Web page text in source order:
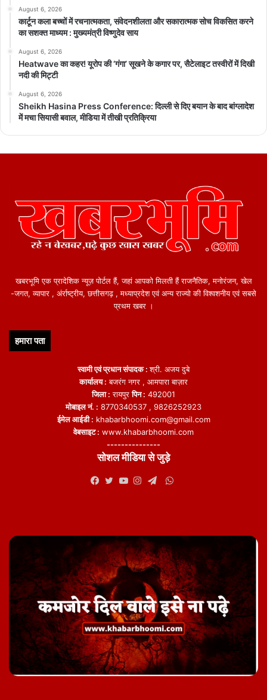
August 6, 2026
कार्टून कला बच्चों में रचनात्मकता, संवेदनशीलता और सकारात्मक सोच विकसित करने
का सशक्त माध्यम : मुख्यमंत्री विष्णुदेव साय
August 6, 2026
Heatwave का कहर! यूरोप की ‘गंगा’ सूखने के कगार पर, सैटेलाइट तस्वीरों में दिखी
नदी की मिट्टी
August 6, 2026
Sheikh Hasina Press Conference: दिल्ली से दिए बयान के बाद बांग्लादेश
में मचा सियासी बवाल, मीडिया में तीखी प्रतिक्रिया
खबरभूमि एक प्रादेशिक न्यूज़ पोर्टल हैं, जहां आपको मिलती हैं राजनैतिक, मनोरंजन, खेल
-जगत, व्यापार , अंर्राष्ट्रीय, छत्तीसगढ़ , मध्याप्रदेश एवं अन्य राज्यो की विश्वशनीय एवं सबसे
प्रथम खबर ।
हमारा पता
स्वामी एवं प्रधान संपादक :श्री. अजय दुबे
कार्यालय : बजरंग नगर , आमपारा बाज़ार
जिला : रायपुरपिन : 492001
मोबाइल नं. : 8770340537 , 9826252923
ईमेल आईडी : khabarbhoomi.com@gmail.com
वेबसाइट : www.khabarbhoomi.com
---------------
सोशल मीडिया से जुड़े
WhatsApp